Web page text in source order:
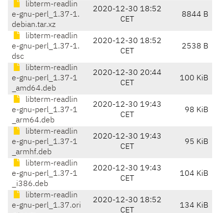
libterm-readlin
e-gnu-perl_1.37-1.
debian.tar.xz
2020-12-30 18:52
CET
8844 B
libterm-readlin
e-gnu-perl_1.37-1.
dsc
2020-12-30 18:52
CET
2538 B
libterm-readlin
e-gnu-perl_1.37-1
_amd64.deb
2020-12-30 20:44
CET
100 KiB
libterm-readlin
e-gnu-perl_1.37-1
_arm64.deb
2020-12-30 19:43
CET
98 KiB
libterm-readlin
e-gnu-perl_1.37-1
_armhf.deb
2020-12-30 19:43
CET
95 KiB
libterm-readlin
e-gnu-perl_1.37-1
_i386.deb
2020-12-30 19:43
CET
104 KiB
libterm-readlin
e-gnu-perl_1.37.ori
2020-12-30 18:52
CET
134 KiB